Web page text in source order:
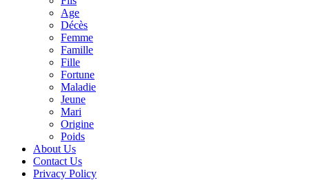
Age
Décès
Femme
Famille
Fille
Fortune
Maladie
Jeune
Mari
Origine
Poids
About Us
Contact Us
Privacy Policy